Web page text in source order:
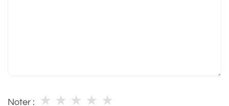
Noter : ★
★
★
★
★